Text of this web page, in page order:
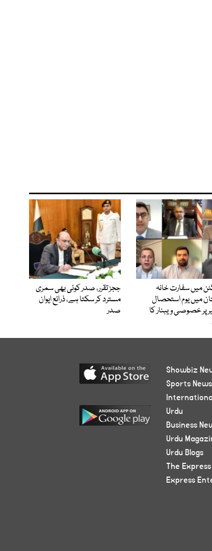
میں سفارت خانہ
میں یوم استحصال
پر خصوصی ویبنار کا
ججز تقرر، صدر کوئی بھی سمری
مسترد کر سکتا ہے، ذرائع ایوان
صدر
Showbiz
Sports
Urdu
Business
Urdu
Urdu Blogs
The
Express